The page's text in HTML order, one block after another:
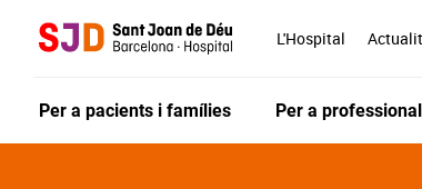
L'Hospital
Per a pacients i famílies Per a